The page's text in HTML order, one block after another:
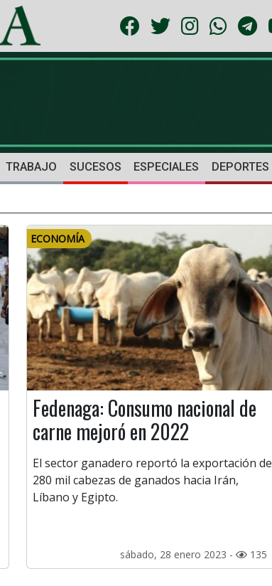
TRABAJO SUCESOS ESPECIALES DEPORTES
ECONOMÍA
Fedenaga: Consumo nacional de
carne mejoró en 2022
El sector ganadero reportó la exportación de
280 mil cabezas de ganados hacia Irán,
Líbano y Egipto.
sábado, 28 enero 2023 - 135